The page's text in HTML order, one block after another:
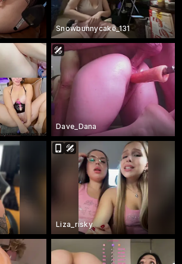
Snowbunnycake_131
Dave_Dana
Liza_risky